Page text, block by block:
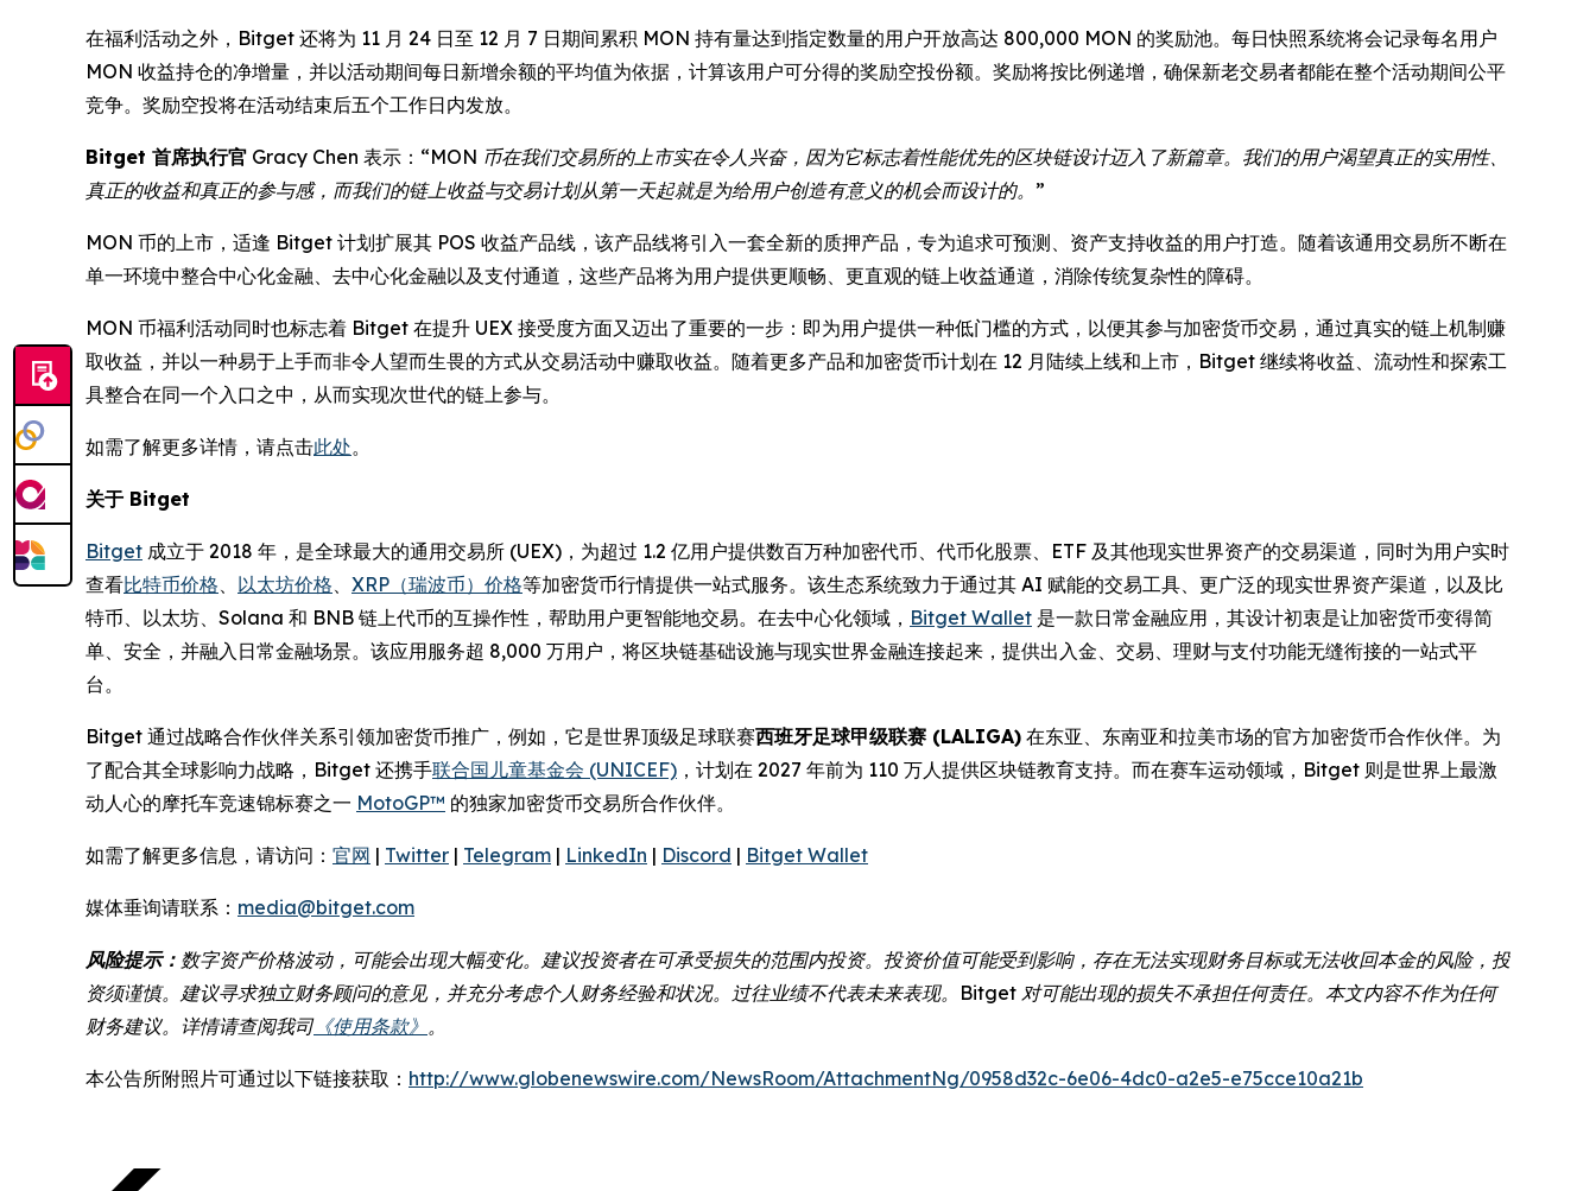
在福利活动之外，Bitget 还将为 11 月 24 日至 12 月 7 日期间累积 MON 持有量达到指定数量的用户开放高达 800,000 MON 的奖励池。每日快照系统将会记录每名用户
MON 收益持仓的净增量，并以活动期间每日新增余额的平均值为依据，计算该用户可分得的奖励空投份额。奖励将按比例递增，确保新老交易者都能在整个活动期间公平
竞争。奖励空投将在活动结束后五个工作日内发放。
Bitget 首席执行官 Gracy Chen 表示： “MON 币在我们交易所的上市实在令人兴奋，因为它标志着性能优先的区块链设计迈入了新篇章。我们的用户渴望真正的实用性、
真正的收益和真正的参与感，而我们的链上收益与交易计划从第一天起就是为给用户创造有意义的机会而设计的。”
MON 币的上市，适逢 Bitget 计划扩展其 POS 收益产品线，该产品线将引入一套全新的质押产品，专为追求可预测、资产支持收益的用户打造。随着该通用交易所不断在
单一环境中整合中心化金融、去中心化金融以及支付通道，这些产品将为用户提供更顺畅、更直观的链上收益通道，消除传统复杂性的障碍。
MON 币福利活动同时也标志着 Bitget 在提升 UEX 接受度方面又迈出了重要的一步：即为用户提供一种低门槛的方式，以便其参与加密货币交易，通过真实的链上机制赚
取收益，并以一种易于上手而非令人望而生畏的方式从交易活动中赚取收益。随着更多产品和加密货币计划在 12 月陆续上线和上市，Bitget 继续将收益、流动性和探索工
具整合在同一个入口之中，从而实现次世代的链上参与。
如需了解更多详情，请点击此处。
关于 Bitget
Bitget 成立于 2018 年，是全球最大的通用交易所 (UEX)，为超过 1.2 亿用户提供数百万种加密代币、代币化股票、ETF 及其他现实世界资产的交易渠道，同时为用户实时
查看比特币价格、 以太坊价格、 XRP（瑞波币）价格等加密货币行情提供一站式服务。该生态系统致力于通过其 AI 赋能的交易工具、更广泛的现实世界资产渠道，以及比
特币、以太坊、Solana 和 BNB 链上代币的互操作性，帮助用户更智能地交易。在去中心化领域， Bitget Wallet 是一款日常金融应用，其设计初衷是让加密货币变得简
单、安全，并融入日常金融场景。该应用服务超 8,000 万用户，将区块链基础设施与现实世界金融连接起来，提供出入金、交易、理财与支付功能无缝衔接的一站式平
台。
Bitget 通过战略合作伙伴关系引领加密货币推广，例如，它是世界顶级足球联赛西班牙足球甲级联赛 (LALIGA) 在东亚、东南亚和拉美市场的官方加密货币合作伙伴。为
了配合其全球影响力战略，Bitget 还携手联合国儿童基金会 (UNICEF) ，计划在 2027 年前为 110 万人提供区块链教育支持。而在赛车运动领域，Bitget 则是世界上最激
动人心的摩托车竞速锦标赛之一 MotoGP™ 的独家加密货币交易所合作伙伴。
如需了解更多信息，请访问： 官网 | Twitter | Telegram | LinkedIn | Discord | Bitget Wallet
媒体垂询请联系： media@bitget.com
风险提示： 数字资产价格波动，可能会出现大幅变化。建议投资者在可承受损失的范围内投资。投资价值可能受到影响，存在无法实现财务目标或无法收回本金的风险，投
资须谨慎。建议寻求独立财务顾问的意见，并充分考虑个人财务经验和状况。过往业绩不代表未来表现。Bitget 对可能出现的损失不承担任何责任。本文内容不作为任何
财务建议。详情请查阅我司《使用条款》 。
本公告所附照片可通过以下链接获取： http://www.globenewswire.com/NewsRoom/AttachmentNg/0958d32c-6e06-4dc0-a2e5-e75cce10a21b